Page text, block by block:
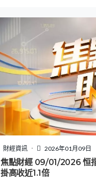
財經資訊 2026年01月09日
焦點財經 09/01/2026 恒
掛高收近1.1倍